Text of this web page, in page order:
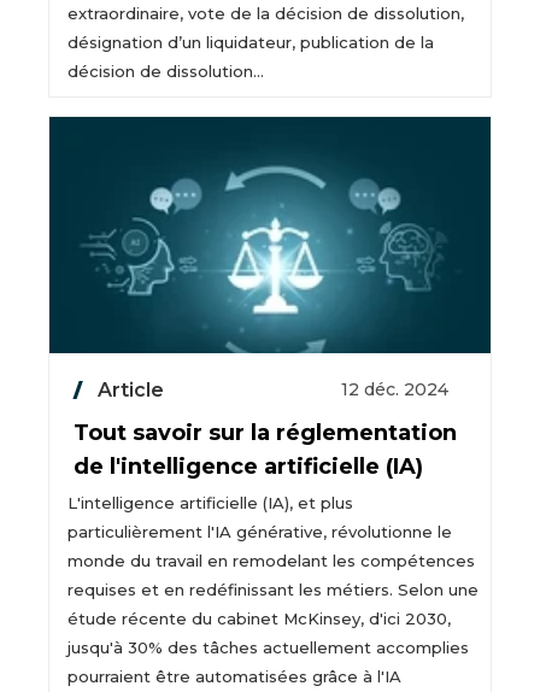
extraordinaire, vote de la décision de dissolution,
désignation d’un liquidateur, publication de la
décision de dissolution…
Article 12 déc. 2024
Tout savoir sur la réglementation
de l'intelligence artificielle (IA)
L'intelligence artificielle (IA), et plus
particulièrement l'IA générative, révolutionne le
monde du travail en remodelant les compétences
requises et en redéfinissant les métiers. Selon une
étude récente du cabinet McKinsey, d'ici 2030,
jusqu'à 30% des tâches actuellement accomplies
pourraient être automatisées grâce à l'IA